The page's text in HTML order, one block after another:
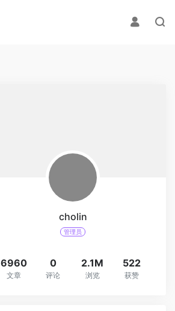
cholin
管理员
6960
文章
0
评论
2.1M
浏览
522
获赞